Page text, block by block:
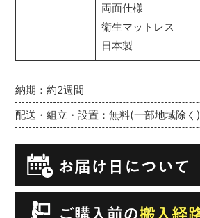
納期：約2週間
配送・組立・設置：無料(一部地域除く)
両面仕様
衛生マットレス
日本製